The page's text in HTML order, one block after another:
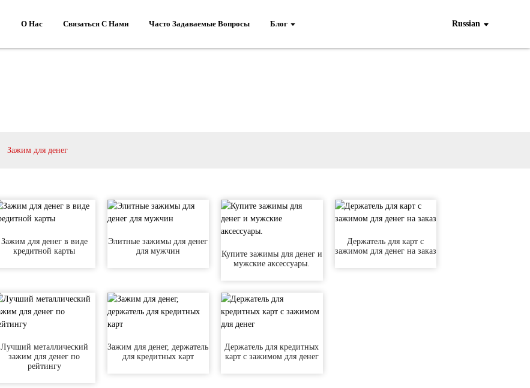
О Нас Связаться С Нами Часто Задаваемые Вопросы Блог Russian
Зажим для денег
Зажим для денег в виде
кредитной карты
Элитные зажимы для денег
для мужчин
Купите зажимы для денег и
мужские аксессуары.
Держатель для карт с
зажимом для денег на заказ
Лучший металлический
зажим для денег по
рейтингу
Зажим для денег, держатель
для кредитных карт
Держатель для кредитных
карт с зажимом для денег